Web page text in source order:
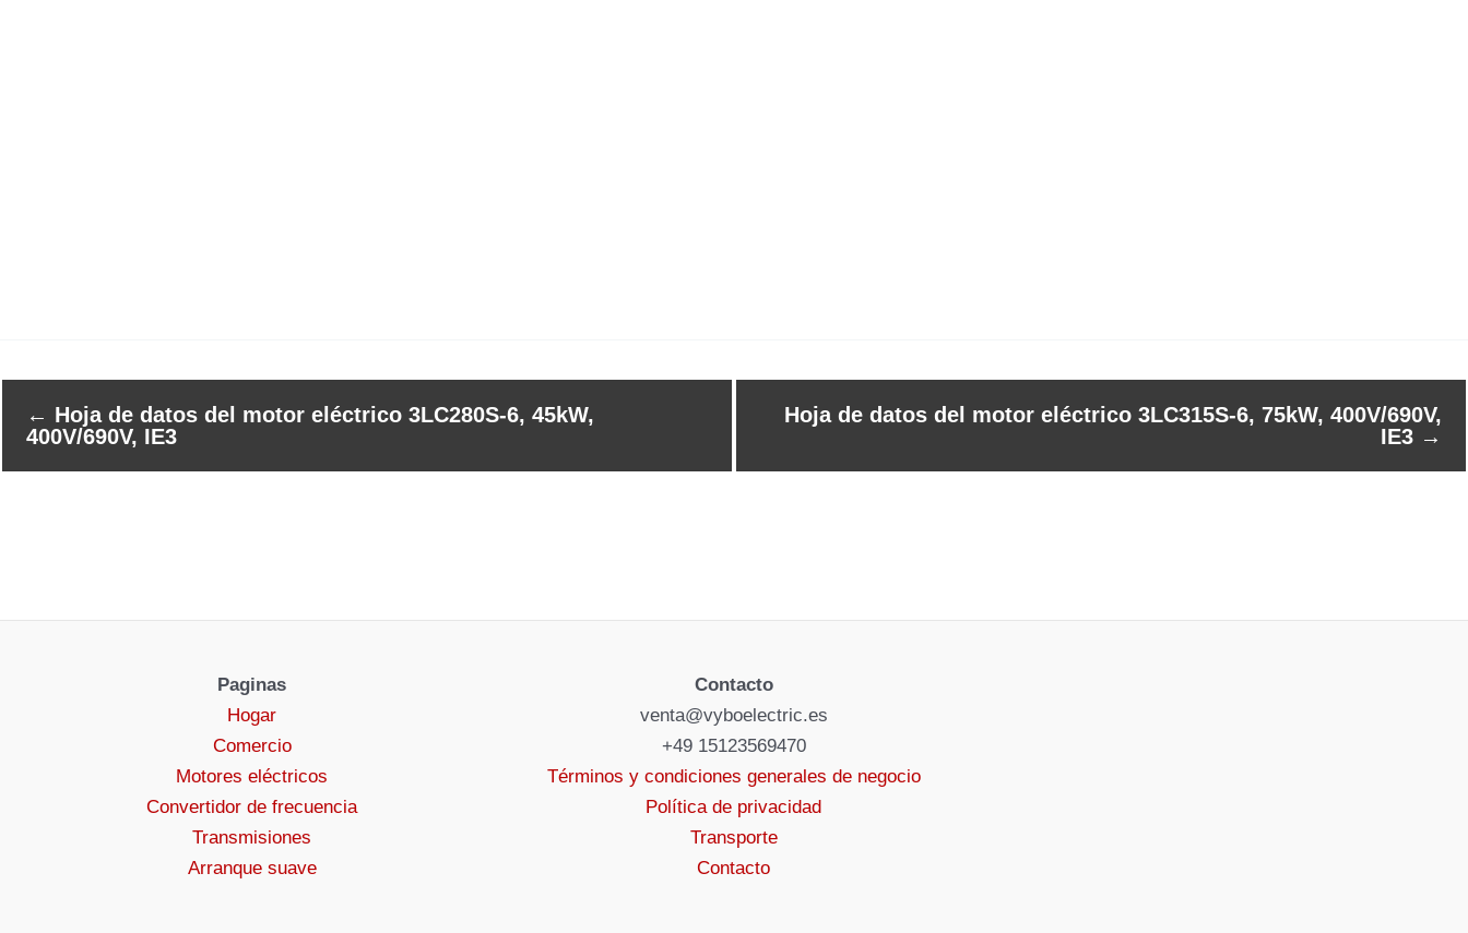
← Hoja de datos del motor eléctrico 3LC280S-6, 45kW,
400V/690V, IE3
Hoja de datos del motor eléctrico 3LC315S-6, 75kW, 400V/690V,
IE3 →
Paginas
Hogar
Comercio
Motores eléctricos
Convertidor de frecuencia
Transmisiones
Arranque suave
Contacto
venta@vyboelectric.es
+49 15123569470
Términos y condiciones generales de negocio
Política de privacidad
Transporte
Contacto